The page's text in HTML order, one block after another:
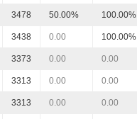
3478 50.00% 100.00%
3438 0.00 100.00%
3373 0.00 0.00
3313 0.00 0.00
3313 0.00 0.00